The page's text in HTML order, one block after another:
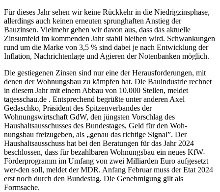
Für dieses Jahr sehen wir keine Rückkehr in die Niedrigzinsphase,
allerdings auch keinen erneuten sprunghaften Anstieg der
Bauzinsen. Vielmehr gehen wir davon aus, dass das aktuelle
Zinsumfeld im kommenden Jahr stabil bleiben wird. Schwankungen
rund um die Marke von 3,5 % sind dabei je nach Entwicklung der
Inflation, Nachrichtenlage und Agieren der Notenbanken möglich.
Die gestiegenen Zinsen sind nur eine der Herausforderungen, mit
denen der Wohnungsbau zu kämpfen hat. Die Bauindustrie rechnet
in diesem Jahr mit einem Abbau von 10.000 Stellen, meldet
tagesschau.de . Entsprechend begrüßte unter anderen Axel
Gedaschko, Präsident des Spitzenverbandes der
Wohnungswirtschaft GdW, den jüngsten Vorschlag des
Haushaltsausschusses des Bundestages, Geld für den Woh-
nungsbau freizugeben, als „genau das richtige Signal”. Der
Haushaltsausschuss hat bei den Beratungen für das Jahr 2024
beschlossen, dass für bezahlbaren Wohnungsbau ein neues KfW-
Förderprogramm im Umfang von zwei Milliarden Euro aufgesetzt
wer-den soll, meldet der MDR. Anfang Februar muss der Etat 2024
erst noch durch den Bundestag. Die Genehmigung gilt als
Formsache.